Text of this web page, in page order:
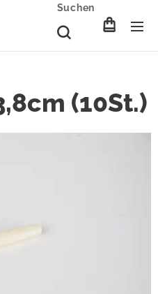
Suchen
(10St.)